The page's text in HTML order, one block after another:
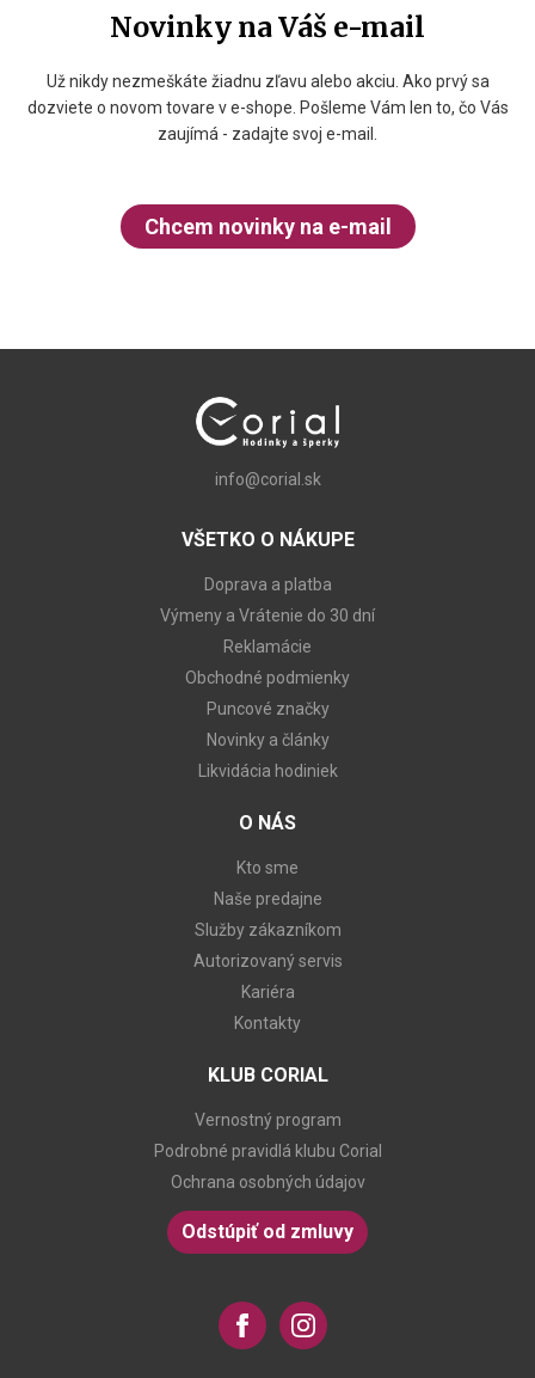
Novinky na Váš e-mail
Už nikdy nezmeškáte žiadnu zľavu alebo akciu. Ako prvý sa
dozviete o novom tovare v e-shope. Pošleme Vám len to, čo Vás
zaujímá - zadajte svoj e-mail.
Chcem novinky na e-mail
info@corial.sk
VŠETKO O NÁKUPE
Doprava a platba
Výmeny a Vrátenie do 30 dní
Reklamácie
Obchodné podmienky
Puncové značky
Novinky a články
Likvidácia hodiniek
O NÁS
Kto sme
Naše predajne
Služby zákazníkom
Autorizovaný servis
Kariéra
Kontakty
KLUB CORIAL
Vernostný program
Podrobné pravidlá klubu Corial
Ochrana osobných údajov
Odstúpiť od zmluvy